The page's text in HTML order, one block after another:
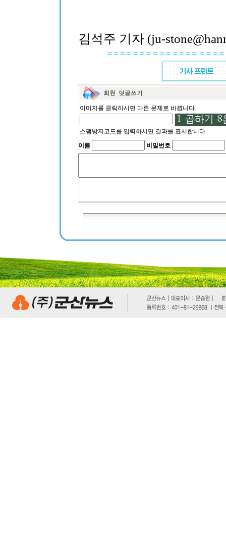
김석주 기자 (ju-
이미지를 클릭하시면 다른 문제로 바뀝니다.
스팸방지코드를 입력하시면 결과를 표시합니다.
이름
비밀번호